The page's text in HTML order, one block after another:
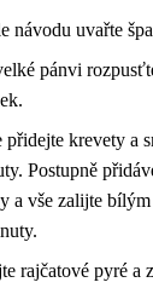
návodu uvařte
pánvi
přidejte krevety a
Postupně
a vše zalijte
rajčatové pyré a